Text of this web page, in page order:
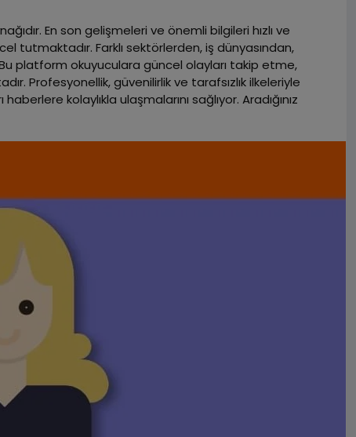
En son gelişmeleri ve önemli bilgileri hızlı ve
tutmaktadır. Farklı sektörlerden, iş dünyasından,
platform okuyuculara güncel olayları takip etme,
Profesyonellik, güvenilirlik ve tarafsızlık ilkeleriyle
kolaylıkla ulaşmalarını sağlıyor. Aradığınız
bizi takip edin.